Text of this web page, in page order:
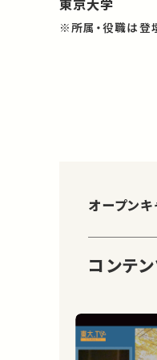
東京大学
※所属・役職は登
オープン
コンテ